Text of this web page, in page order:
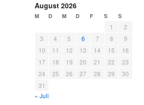
August 2026
M D M D F S S
1
2
3
4 5 6 7 8
9
10
11 12 13 14 15
16
17
18 19 20 21 22
23
24
25 26 27 28 29
30
31
« Juli